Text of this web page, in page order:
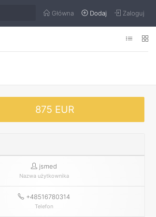
Główna Dodaj Zaloguj
875 EUR
jsmed
Nazwa użytkownika
+48516780314
Telefon